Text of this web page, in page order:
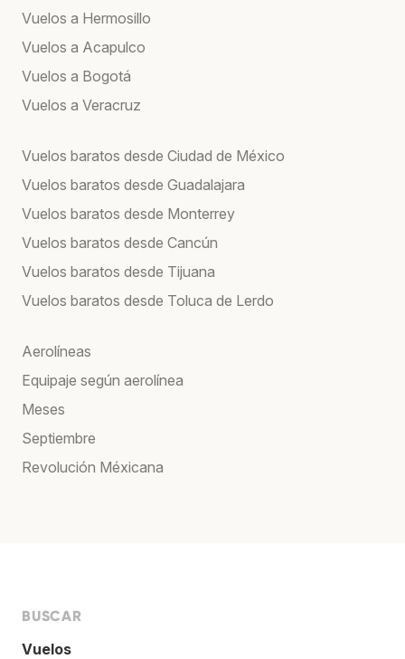
Vuelos a Hermosillo
Vuelos a Acapulco
Vuelos a Bogotá
Vuelos a Veracruz
Vuelos baratos desde Ciudad de México
Vuelos baratos desde Guadalajara
Vuelos baratos desde Monterrey
Vuelos baratos desde Cancún
Vuelos baratos desde Tijuana
Vuelos baratos desde Toluca de Lerdo
Aerolíneas
Equipaje según aerolínea
Meses
Septiembre
Revolución Méxicana
BUSCAR
Vuelos